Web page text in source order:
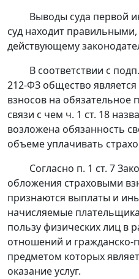
Выводы суда первой
суд находит
действующему
В соответствии с
212-ФЗ общество
взносов на обязательное
связи с чем ч. 1 ст. 18
возложена обязанность
объеме уплачивать
Согласно п. 1 ст. 7
обложения страховыми
признаются выплаты и
начисляемые
пользу физических лиц в
отношений и гражданско-
предметом которых
оказание услуг.